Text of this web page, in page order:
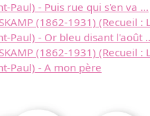
Paul) - Puis rue qui s'en va ...
(1862-1931) (Recueil :
Paul) - Or bleu disant l'août
(1862-1931) (Recueil :
Paul) - A mon père